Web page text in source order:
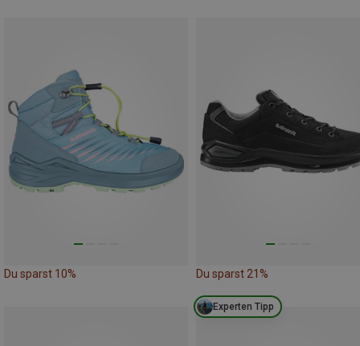
Du sparst 10% Du sparst 21%
Experten Tipp